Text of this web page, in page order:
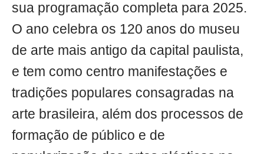
sua programação completa para 2025.
O ano celebra os 120 anos do museu
de arte mais antigo da capital paulista,
e tem como centro manifestações e
tradições populares consagradas na
arte brasileira, além dos processos de
formação de público e de